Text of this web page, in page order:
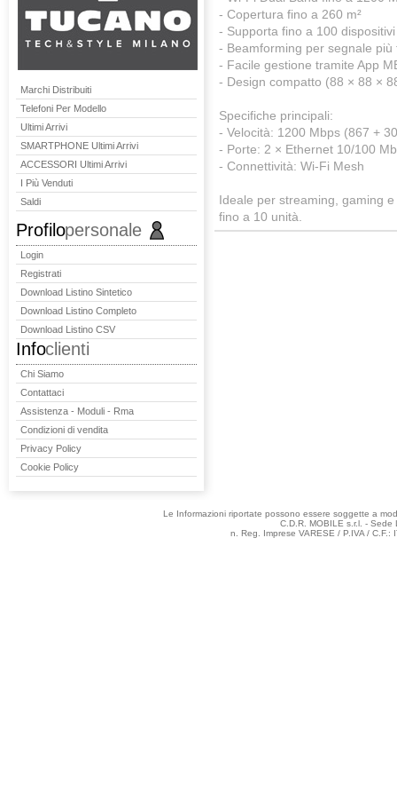
Marchi Distribuiti
Telefoni Per Modello
Ultimi Arrivi
SMARTPHONE Ultimi Arrivi
ACCESSORI Ultimi Arrivi
I Più Venduti
Saldi
Profilopersonale
Login
Registrati
Download Listino Sintetico
Download Listino Completo
Download Listino CSV
Infoclienti
Chi Siamo
Contattaci
Assistenza - Moduli - Rma
Condizioni di vendita
Privacy Policy
Cookie Policy
- Copertura fino a 260 m²
- Supporta fino a 100 dispositivi
- Beamforming per segnale più
- Facile gestione tramite App
- Design compatto (88 × 88 ×
Specifiche principali:
- Velocità: 1200 Mbps (867 +
- Porte: 2 × Ethernet 10/100
- Connettività: Wi-Fi Mesh
Ideale per streaming, gaming
fino a 10 unità.
Le Informazioni riportate possono essere soggette a
C.D.R. MOBILE s.r.l. -
n. Reg. Imprese VARESE / P.IVA /